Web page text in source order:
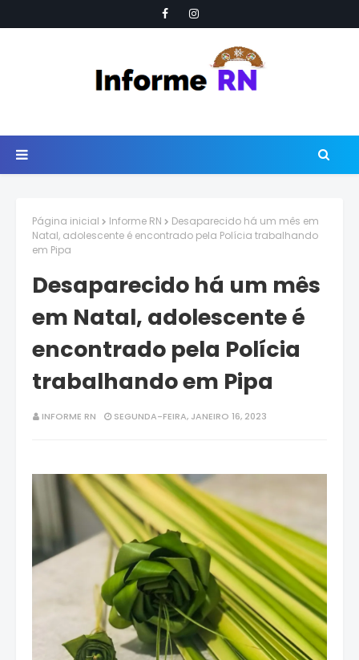
Página inicial Informe RN
Desaparecido há um mês em
Natal, adolescente é encontrado pela Polícia trabalhando
em Pipa
Desaparecido há um mês
em Natal, adolescente é
encontrado pela Polícia
trabalhando em Pipa
INFORME RN SEGUNDA-FEIRA, JANEIRO 16, 2023